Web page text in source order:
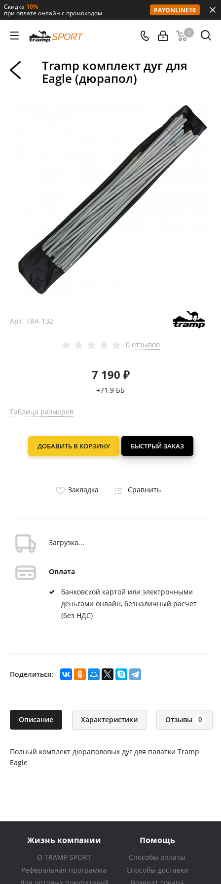
Скидка 10%
при оплате онлайн с промокодом PAYONLINE10
0
Tramp комплект дуг для
Eagle (дюрапол)
Арт. TRA-132
0 отзывов
7 190 ₽
+71.9 ББ
Таблица размеров
ДОБАВИТЬ В КОРЗИНУ БЫСТРЫЙ ЗАКАЗ
Закладка Сравнить
Загрузка...
Оплата
банковской картой или электронными
деньгами онлайн, безналичный расчет
(без НДС)
Поделиться:
Описание Характеристики Отзывы 0
Полный комплект дюраполовых дуг для палатки Tramp
Eagle
Жизнь компании
О TRAMP SPORT
Реферальная программа
Помощь
Способы оплаты
Способы доставки